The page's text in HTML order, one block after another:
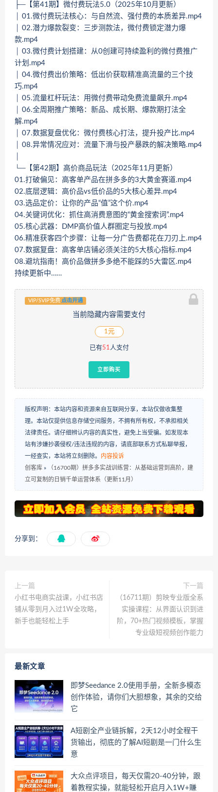
├─【第41期】微付费玩法5.0（2025年10月更新）
│ 01.微付费玩法核心：与自然流、强付费的本质差异.mp4
│ 02.潜力爆款裂变：三步测款法，微付费锁定潜力爆
款.mp4
│ 03.微付费计划搭建：从0创建可持续盈利的微付费推广
计划.mp4
│ 04.微付费出价策略：低出价获取精准高流量的三个技
巧.mp4
│ 05.流量杠杆玩法：用微付费带动免费流量飙升.mp4
│ 06.全周期推广策略：新品、成长期、爆款期打法全
解.mp4
│ 07.数据复盘优化：微付费核心打法，提升投产比.mp4
│ 08.异常情况应对：流量下滑与投产暴跌的解决策略.mp4
└─【第42期】高价商品玩法（2025年11月更新）
01.打破偏见：高客单产品在拼多多的3大黄金赛道.mp4
02.底层逻辑：高价品vs低价品的5大核心差异.mp4
03.选品定价：让你的产品“值”这个价.mp4
04.关键词优化：抓住高消费意图的“黄金搜索词”.mp4
05.核心武器：DMP高价值人群圈定与投放.mp4
06.精准获客四个步骤：让每一分广告费都花在刀刃上.mp4
07.数据复盘：高客单店铺必须关注的5大核心指标.mp4
08.避坑指南！高价品做拼多多绝不能踩的5大雷区.mp4
持续更新中……
VIP/SVIP免费 点击开通
当前隐藏内容需要支付
1元
已有51 人支付
立即购买
版权声明：本站内容和资源来自互联网分享，本站仅做收集整
理。本站仅提供信息存储空间服务，不拥有所有权，不承担相关
法律责任。请仔细辨认内容的真实性，避免上当受骗。如发现本
站有涉嫌抄袭侵权/违法违规的内容，请底部联系方式私聊举报，
一经查实，本站将立刻删除。 内容投诉
创客库 »
（16700期）拼多多实战训练营：从基础运营到高阶，建
立可复制的日销千单运营体系（更新11月）
分享到：
上一篇
小红书电商实战课，小红书店
铺从零到月入过1W全攻略，
新手也能轻松上手
下一篇
（16711期）剪映专业版全系
实操课程：从界面认识到进
阶，70+热门视频模板，掌握
专业级短视频创作能力
最新文章
即梦Seedance 2.0使用手册，全新多模态
创作体验，请你们大胆想象，其余的交给
它
A短剧全产业链拆解，2天12小时全程干
货输出，彻底的了解AI短剧是一门什么生
意
大众点评项目，每天仅需20-40分钟，跟
着教程实操，就能轻松开启月入1W+賺